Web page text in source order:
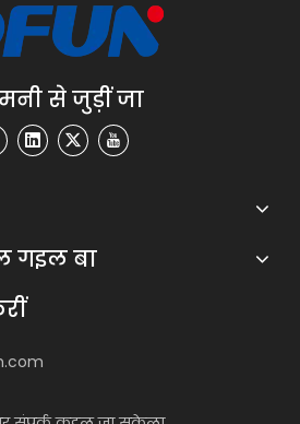
से जुड़ीं जा
गइल बा